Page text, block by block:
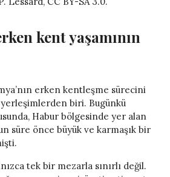
kent yaşamının
erken kentleşme sürecini
biri. Bugünkü
Habur bölgesinde yer alan
süre önce büyük ve karmaşık bir
tek bir mezarla sınırlı değil.